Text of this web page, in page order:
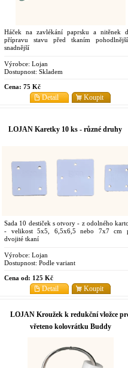
Háček na zavlékání paprsku a nitěnek
přípravu stavu před tkaním
snadnější
Výrobce: Lojan
Dostupnost: Skladem
Cena: 75 Kč
Koupit
Detail
LOJAN Karetky 10 ks - různé druhy
Sada 10 destiček s otvory - z odolného
- velikost 5x5, 6,5x6,5 nebo 7x7 cm
dvojité tkaní
Výrobce: Lojan
Dostupnost: Podle variant
Cena od: 125 Kč
Koupit
Detail
LOJAN Kroužek k redukční vložce
vřeteno kolovrátku Buddy